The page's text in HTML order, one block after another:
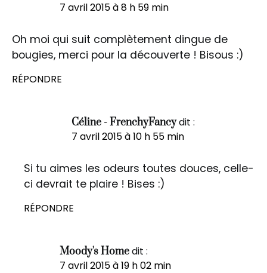
7 avril 2015 à 8 h 59 min
Oh moi qui suit complètement dingue de
bougies, merci pour la découverte ! Bisous :)
RÉPONDRE
Céline - FrenchyFancydit :
7 avril 2015 à 10 h 55 min
Si tu aimes les odeurs toutes douces, celle-
ci devrait te plaire ! Bises :)
RÉPONDRE
Moody's Homedit :
7 avril 2015 à 19 h 02 min